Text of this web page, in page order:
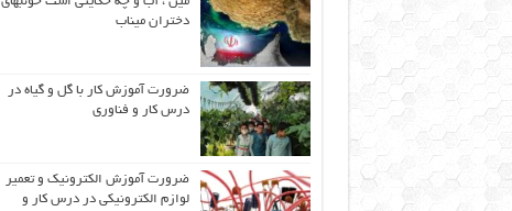
دختران میناب
ضرورت آموزش کار با گل و گیاه در
درس کار و فناوری
ضرورت آموزش الکترونیک و تعمیر
لوازم الکترونیکی در درس کار و